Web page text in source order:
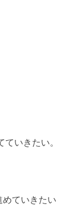
いきたい。
ていきたい